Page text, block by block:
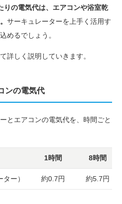
りの電気代は、エアコンや浴室乾
サーキュレーターを上手く活用す
めるでしょう。
詳しく説明していきます。
ンの電気代
とエアコンの電気代を、時間ごと
1時間 8時間
ー） 約0.7円 約5.7円